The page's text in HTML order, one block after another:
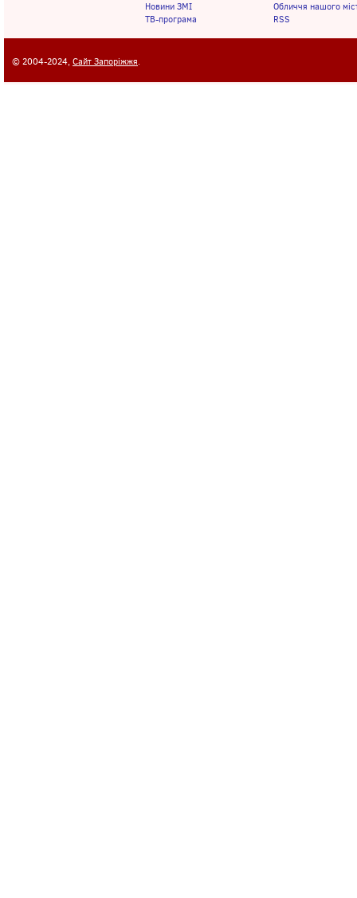
Новини ЗМІ
ТВ-програма
Обличчя нашого
RSS
© 2004-2024, Сайт Запоріжжя.